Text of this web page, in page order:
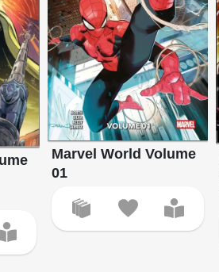
Marvel World Volume
01